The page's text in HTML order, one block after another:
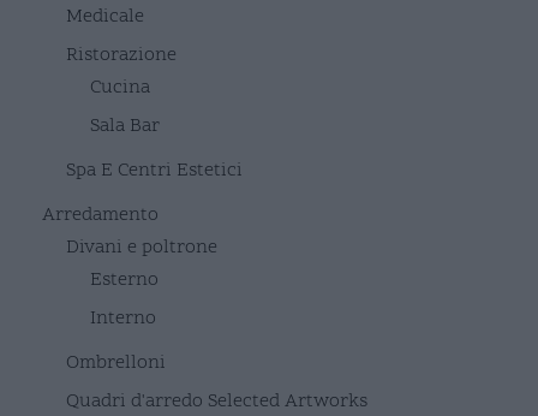
Medicale
Ristorazione
Cucina
Sala Bar
Spa E Centri Estetici
Arredamento
Divani e poltrone
Esterno
Interno
Ombrelloni
Quadri d'arredo Selected Artworks